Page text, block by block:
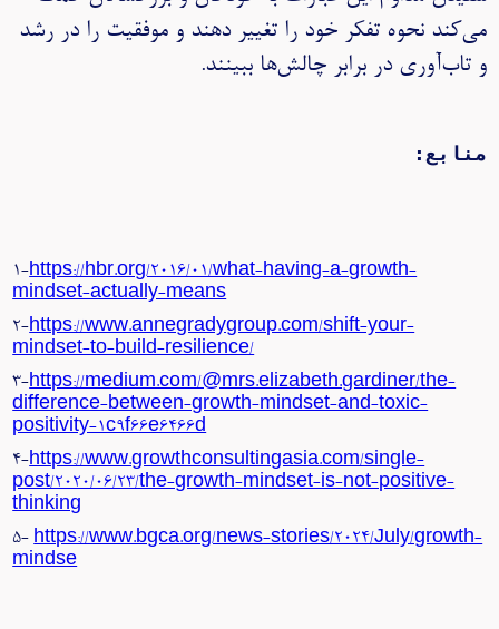
می‌کند نحوه تفکر خود را تغییر دهند و موفقیت را در رشد
و تاب‌آوری در برابر چالش‌ها ببینند.
منابع:
1-https://hbr.org/2016/01/what-having-a-growth-
mindset-actually-means
2-https://www.annegradygroup.com/shift-your-
mindset-to-build-resilience/
3-https://medium.com/@mrs.elizabeth.gardiner/the-
difference-between-growth-mindset-and-toxic-
positivity-1c9f66e6466d
4-https://www.growthconsultingasia.com/single-
post/2020/06/23/the-growth-mindset-is-not-positive-
thinking
5-https://www.bgca.org/news-stories/2024/July/growth-
mindse